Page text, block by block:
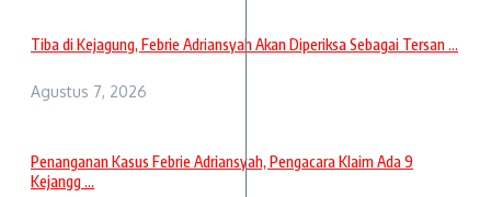
Tiba di Kejagung, Febrie Adriansyah Akan Diperiksa Sebagai Tersan ...
Agustus 7, 2026
Penanganan Kasus Febrie Adriansyah, Pengacara Klaim Ada 9
Kejangg ...